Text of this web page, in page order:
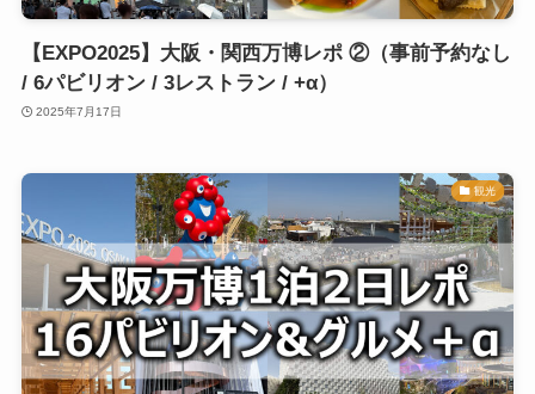
【EXPO2025】大阪・関西万博レポ ②（事前予約なし
/ 6パビリオン / 3レストラン / +α）
2025年7月17日
観光